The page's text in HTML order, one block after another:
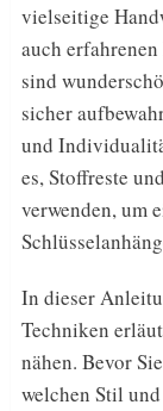
vielseitige
auch
sind
sicher
und
es, Stoffreste
verwenden, um
In dieser
Techniken
nähen. Bevor
welchen Stil